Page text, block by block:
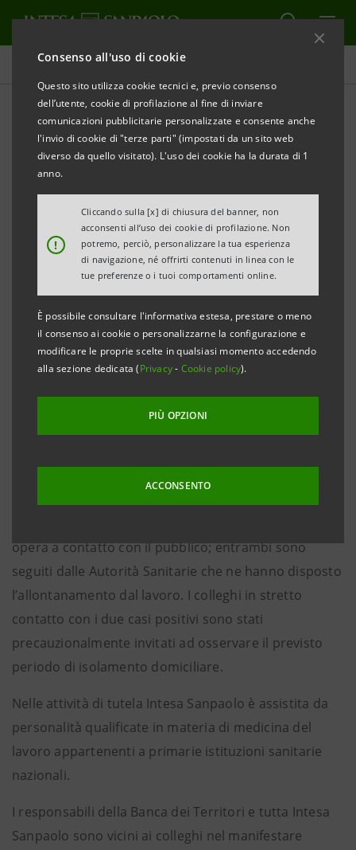
Consenso all'uso di cookie
Questo sito utilizza cookie tecnici e, previo consenso
dell’utente, cookie di profilazione al fine di inviare
comunicazioni pubblicitarie personalizzate e consente anche
l'invio di cookie di "terze parti" (impostati da un sito web
diverso da quello visitato). L'uso dei cookie ha la durata di 1
anno.
!
Cliccando sulla [x] di chiusura del banner, non
acconsenti all’uso dei cookie di profilazione. Non
potremo, perciò, personalizzare la tua esperienza
di navigazione, né offrirti contenuti in linea con le
tue preferenze o i tuoi comportamenti online.
È possibile consultare l'informativa estesa, prestare o meno
il consenso ai cookie o personalizzarne la configurazione e
modificare le proprie scelte in qualsiasi momento accedendo
alla sezione dedicata (Privacy- Cookie policy).
PIÙ OPZIONI
ACCONSENTO
Comunicati stampa
STAMPA AGGIORNA
INTESA SANPAOLO: DUE DIPENDENTI POSITIVI
TEST DEL CORONAVIRUS
informata che due dipendenti con sede di lavoro a
Sesto San Giovanni (MI) e Lodi sono risultati positivi al
test del Coronavirus (COVID - 19).
La Banca, appena appresa la notizia. ha posto
immediatamente in essere tutte le procedure
necessarie a tutelare la salute del personale (e di tutti
i clienti e fornitori) e a evitare la diffusione del virus,
Pubblica nazionali e territoriali.
opera a contatto con il pubblico; entrambi sono
seguiti dalle Autorità Sanitarie che ne hanno disposto
l’allontanamento dal lavoro. I colleghi in stretto
contatto con i due casi positivi sono stati
precauzionalmente invitati ad osservare il previsto
periodo di isolamento domiciliare.
Nelle attività di tutela Intesa Sanpaolo è assistita da
personalità qualificate in materia di medicina del
lavoro appartenenti a primarie istituzioni sanitarie
nazionali.
I responsabili della Banca dei Territori e tutta Intesa
Sanpaolo sono vicini ai colleghi nel manifestare